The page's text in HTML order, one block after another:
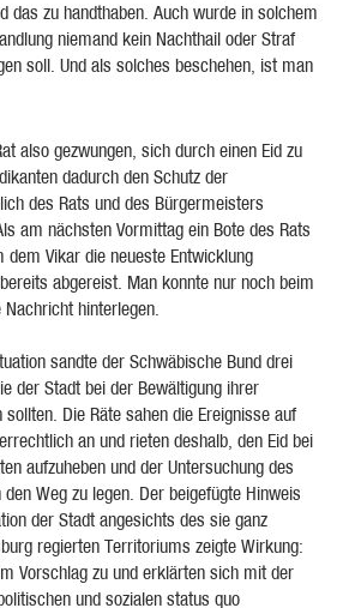
das zu handthaben. Auch wurde in solchem
niemand kein Nachthail oder Straf
soll. Und als solches beschehen, ist man
also gezwungen, sich durch einen Eid zu
dadurch den Schutz der
des Rats und des Bürgermeisters
am nächsten Vormittag ein Bote des Rats
dem Vikar die neueste Entwicklung
abgereist. Man konnte nur noch beim
hinterlegen.
sandte der Schwäbische Bund drei
der Stadt bei der Bewältigung ihrer
Die Räte sahen die Ereignisse auf
an und rieten deshalb, den Eid bei
aufzuheben und der Untersuchung des
Weg zu legen. Der beigefügte Hinweis
der Stadt angesichts des sie ganz
regierten Territoriums zeigte Wirkung:
Vorschlag zu und erklärten sich mit der
und sozialen status quo